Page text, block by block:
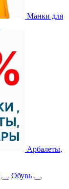
Манки для
Арбалеты,
Обувь